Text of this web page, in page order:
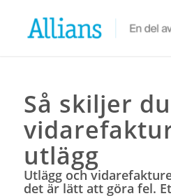
Så skiljer
utlägg
Utlägg och
det är lätt att göra fel.